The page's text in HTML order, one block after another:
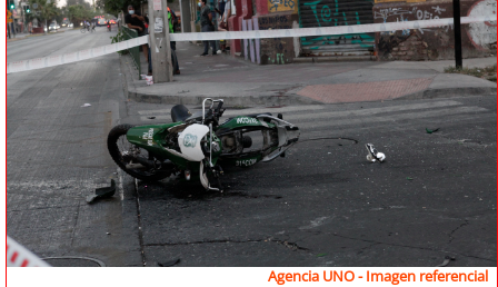
Tecnología
Sostenibilidad
soy chile
soyarica
soyiquique
Agencia UNO - Imagen referencial